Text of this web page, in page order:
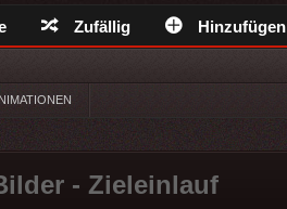
Zufällig Hinzufügen
- Zieleinlauf